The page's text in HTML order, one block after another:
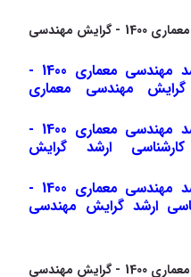
کارنامه های کارشناسی ارشد مهندسی معماری 1400 - گرایش مهندسی
نمونه کارنامه های کارشناسی ارشد مهندسی معماری 1400 -
مهندسی معماری
نمونه کارنامه های کارشناسی ارشد مهندسی معماری 1400 -
کارشناسی ارشد گرایش
نمونه کارنامه های کارشناسی ارشد مهندسی معماری 1400 -
ارشد گرایش مهندسی
کارنامه های کارشناسی ارشد مهندسی معماری 1400 - گرایش مهندسی